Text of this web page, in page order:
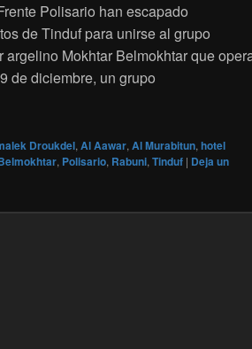
Polisario han escapado
de Tinduf para unirse al grupo
Mokhtar Belmokhtar que
de diciembre, un grupo
Frente Polisario se unieron el
Droukdel, Al Aawar, Al Murabitun, hotel
, Polisario, Rabuni, Tinduf | Deja un